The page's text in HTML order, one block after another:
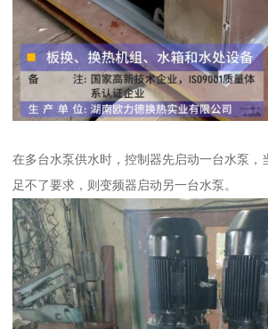
在多台水泵供水时，控制器先启动一台水泵，
足不了要求，则变频器启动另一台水泵。